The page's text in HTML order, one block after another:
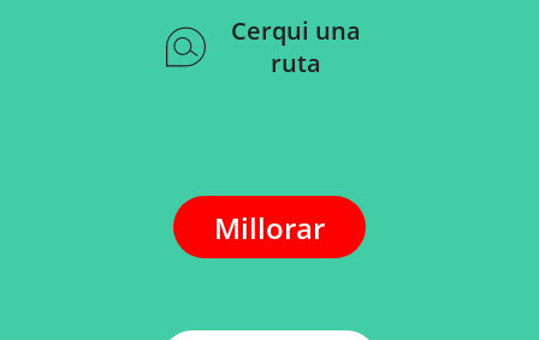
Cerqui una
ruta
Millorar